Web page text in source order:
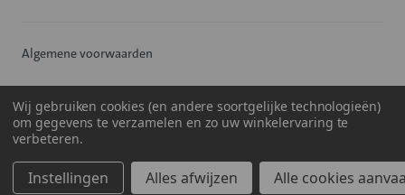
Algemene voorwaarden
Cookiebeleid
Wij gebruiken cookies (en andere soortgelijke technologieën)
om gegevens te verzamelen en zo uw winkelervaring te
verbeteren.
Instellingen Alles afwijzen Alle cookies